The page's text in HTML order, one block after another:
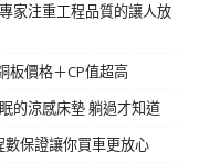
家注重工程品質的讓人放
板價格＋CP值超高
的涼感床墊 躺過才知道
保證讓你買車更放心